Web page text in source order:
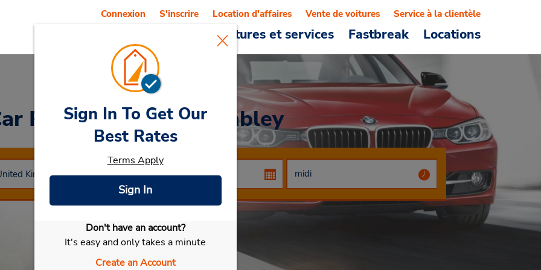
Voitures et services Fastbreak Locations
Connexion S'inscrire Location d'affaires Vente de voitures Service à la clientèle
Rental London Wembley
Sélectionner ma voiture
Sign In To Get Our
Best Rates
Terms Apply
Sign In
Don't have an account?
It's easy and only takes a minute
Create an Account